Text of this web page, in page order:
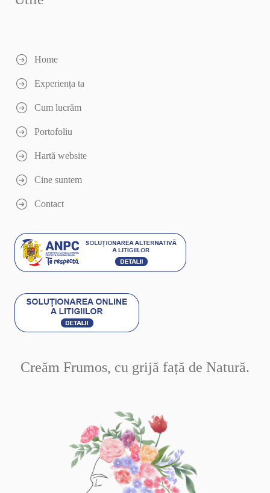
Home
Experiența ta
Cum lucrăm
Portofoliu
Hartă website
Cine suntem
Contact
Creăm Frumos, cu grijă față de Natură.